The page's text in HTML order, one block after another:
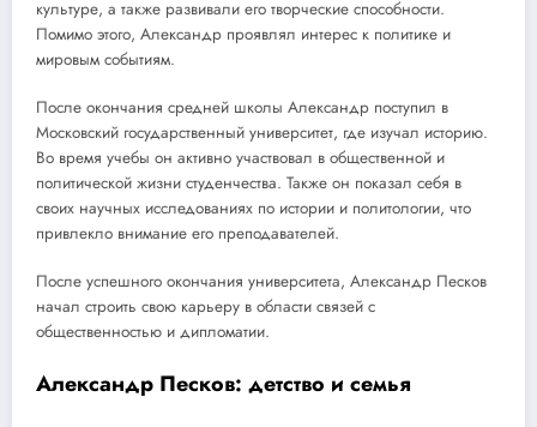
культуре, а также развивали его творческие способности.
Помимо этого, Александр проявлял интерес к политике и
мировым событиям.
После окончания средней школы Александр поступил в
Московский государственный университет, где изучал историю.
Во время учебы он активно участвовал в общественной и
политической жизни студенчества. Также он показал себя в
своих научных исследованиях по истории и политологии, что
привлекло внимание его преподавателей.
После успешного окончания университета, Александр Песков
начал строить свою карьеру в области связей с
общественностью и дипломатии.
Александр Песков: детство и семья